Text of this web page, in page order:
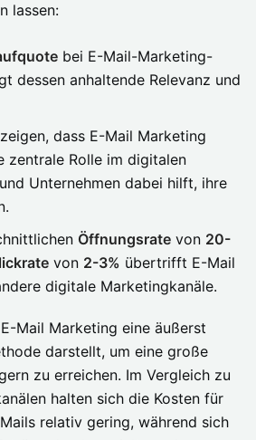
lassen:
bei E-Mail-Marketing-
dessen anhaltende Relevanz und
dass E-Mail Marketing
zentrale Rolle im digitalen
Unternehmen dabei hilft, ihre
Öffnungsratevon 20-
von 2-3% übertrifft E-Mail
digitale Marketingkanäle.
Mail Marketing eine äußerst
darstellt, um eine große
zu erreichen. Im Vergleich zu
halten sich die Kosten für
relativ gering, während sich